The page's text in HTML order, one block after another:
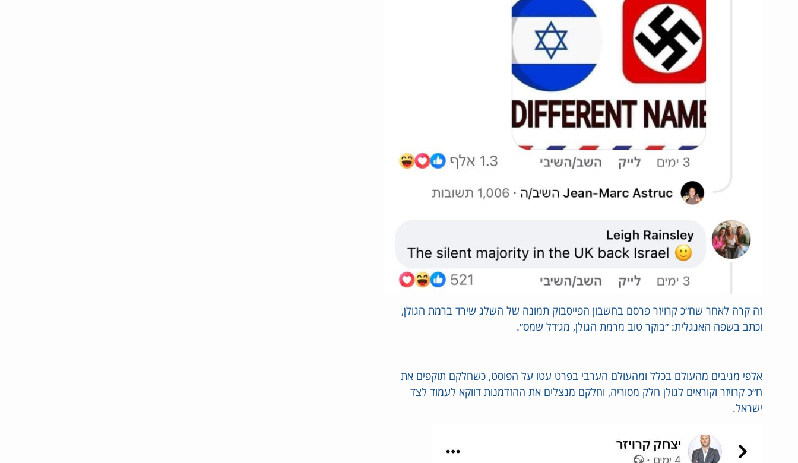
זה קרה לאחר שח״כ קרויזר פרסם בחשבון הפייסבוק תמונה של השלג שירד ברמת הגולן,
וכתב בשפה האנגלית: ״בוקר טוב מרמת הגולן, מג׳דל שמס״.
אלפי מגיבים מהעולם בכלל ומהעולם הערבי בפרט עטו על הפוסט, כשחלקם תוקפים את
ח״כ קרויזר וקוראים לגולן חלק מסוריה, וחלקם מנצלים את ההזדמנות דווקא לעמוד לצד
ישראל.